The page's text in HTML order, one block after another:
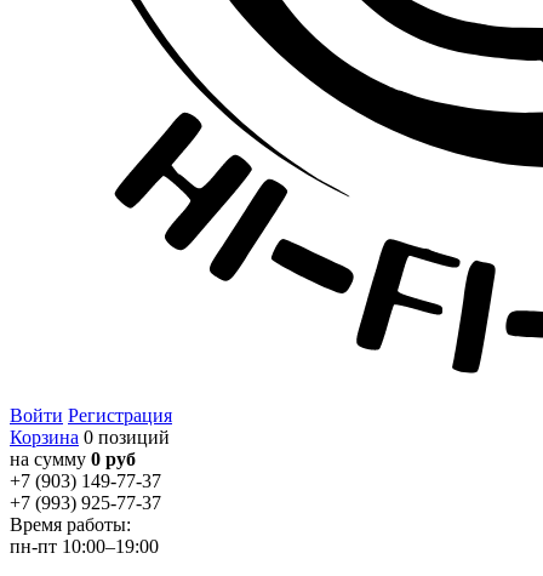
Войти Регистрация
Корзина 0 позиций
на сумму 0 руб
+7 (903) 149-77-37
+7 (993) 925-77-37
Время работы:
пн-пт 10:00–19:00